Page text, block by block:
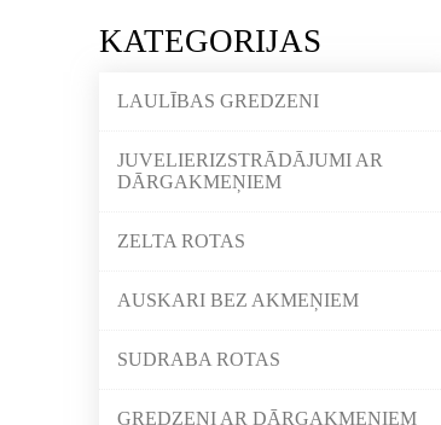
KATEGORIJAS
LAULĪBAS GREDZENI
JUVELIERIZSTRĀDĀJUMI AR
DĀRGAKMEŅIEM
ZELTA ROTAS
AUSKARI BEZ AKMEŅIEM
SUDRABA ROTAS
GREDZENI AR DĀRGAKMEŅIEM